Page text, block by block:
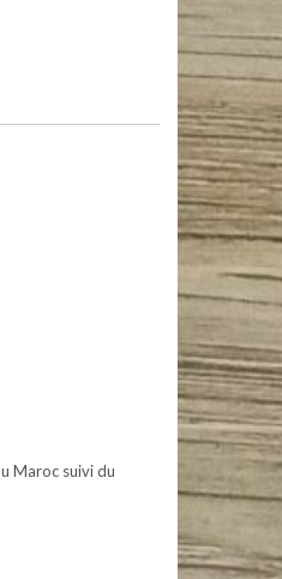
Maroc suivi du